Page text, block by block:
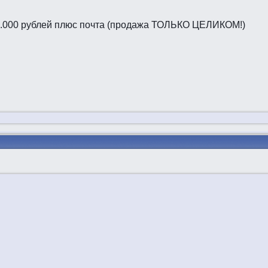
рублей плюс почта (продажа ТОЛЬКО ЦЕЛИКОМ!)